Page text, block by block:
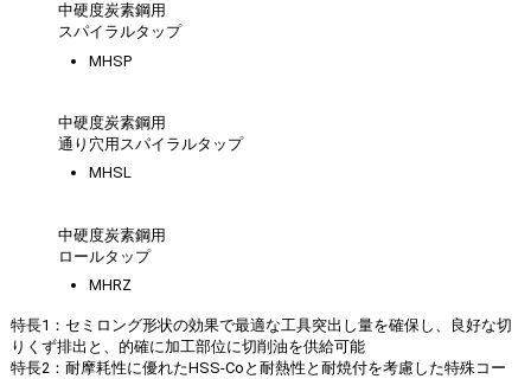
中硬度炭素鋼用
スパイラルタップ
MHSP
中硬度炭素鋼用
通り穴用スパイラルタップ
MHSL
中硬度炭素鋼用
ロールタップ
MHRZ
特長1：セミロング形状の効果で最適な工具突出し量を確保し、良好な切
りくず排出と、的確に加工部位に切削油を供給可能
特長2：耐摩耗性に優れたHSS-Coと耐熱性と耐焼付を考慮した特殊コー